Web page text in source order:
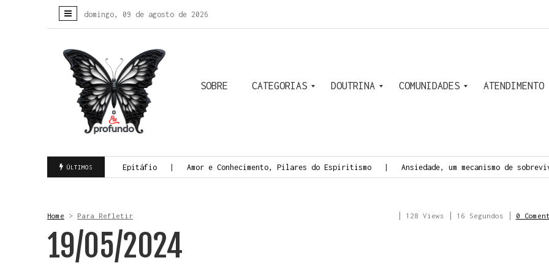
domingo, 09 de agosto de 2026
SOBRE CATEGORIAS DOUTRINA COMUNIDADES ATENDIMENTO
ÚLTIMOS
da Morte Consciente Epitáfio Amor e Conhecimento, Pilares do Espiritismo Ansiedade, um mecanismo de
Home > Para Refletir 128 Views 16 Segundos 0
19/05/2024